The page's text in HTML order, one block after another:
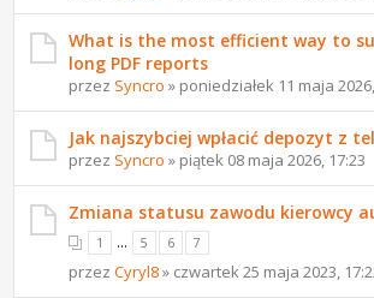
What is the most efficient way to
long PDF reports
przez Syncro » poniedziałek 11 maja
Jak najszybciej wpłacić depozyt z
przez Syncro » piątek 08 maja 2026, 17:23
Zmiana statusu zawodu kierowcy
1 ... 5 6 7
przezCyryl8» czwartek 25 maja 2023,